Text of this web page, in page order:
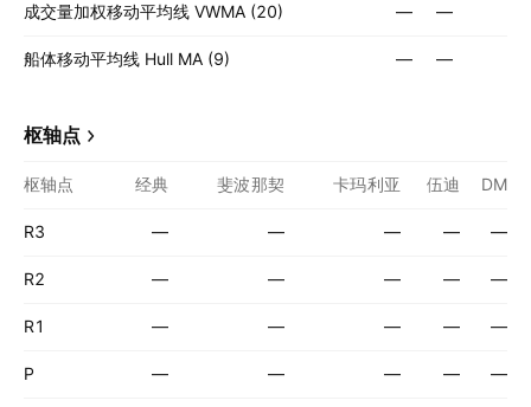
成交量加权移动平均线 VWMA (20) — —
船体移动平均线 Hull MA (9) — —
枢轴点
枢轴点 经典 斐波那契 卡玛利亚 伍迪 DM
R3 — — — — —
R2 — — — — —
R1 — — — — —
P — — — — —